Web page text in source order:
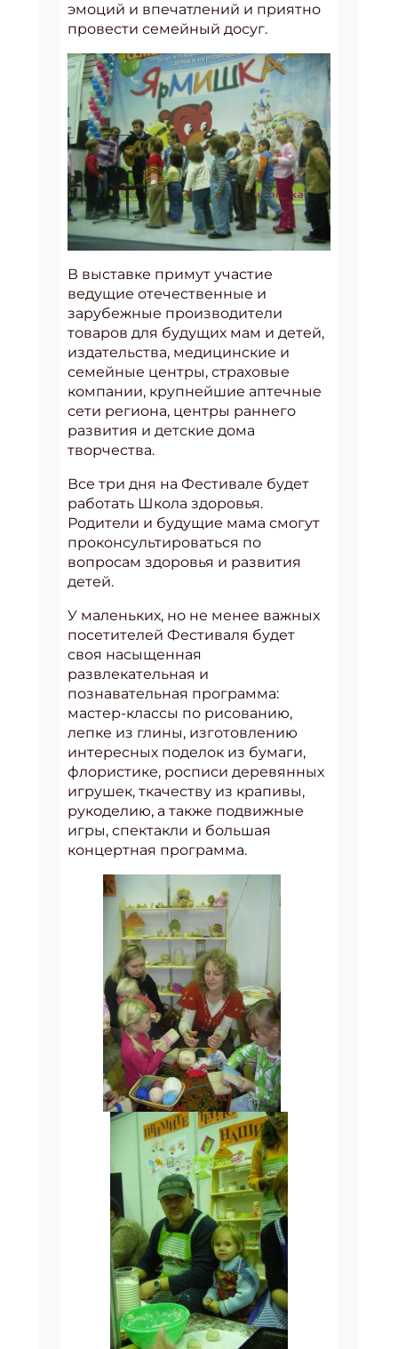
эмоций и впечатлений и приятно
провести семейный досуг.
В выставке примут участие
ведущие отечественные и
зарубежные производители
товаров для будущих мам и детей,
издательства, медицинские и
семейные центры, страховые
компании, крупнейшие аптечные
сети региона, центры раннего
развития и детские дома
творчества.
Все три дня на Фестивале будет
работать Школа здоровья.
Родители и будущие мама смогут
проконсультироваться по
вопросам здоровья и развития
детей.
У маленьких, но не менее важных
посетителей Фестиваля будет
своя насыщенная
развлекательная и
познавательная программа:
мастер-классы по рисованию,
лепке из глины, изготовлению
интересных поделок из бумаги,
флористике, росписи деревянных
игрушек, ткачеству из крапивы,
рукоделию, а также подвижные
игры, спектакли и большая
концертная программа.